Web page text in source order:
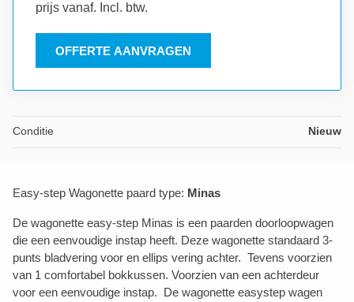
OFFERTE AANVRAGEN
prijs vanaf. Incl. btw.
Conditie Nieuw
Easy-step Wagonette paard type: Minas
De wagonette easy-step Minas is een paarden doorloopwagen
die een eenvoudige instap heeft. Deze wagonette standaard 3-
punts bladvering voor en ellips vering achter. Tevens voorzien
van 1 comfortabel bokkussen. Voorzien van een achterdeur
voor een eenvoudige instap. De wagonette easystep wagen